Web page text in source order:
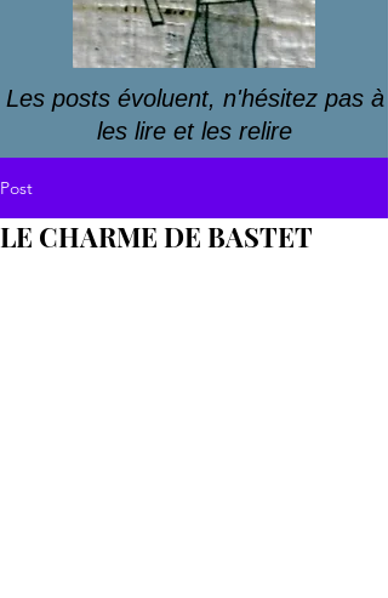
Les posts évoluent, n'hésitez pas à
les lire et les relire
Post
LE CHARME DE BASTET